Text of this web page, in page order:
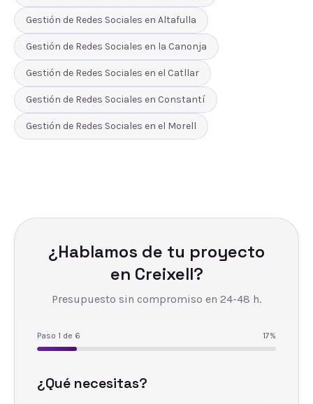
Gestión de Redes Sociales en Altafulla
Gestión de Redes Sociales en la Canonja
Gestión de Redes Sociales en el Catllar
Gestión de Redes Sociales en Constantí
Gestión de Redes Sociales en el Morell
¿Hablamos de tu proyecto
en Creixell?
Presupuesto sin compromiso en 24-48 h.
Paso 1 de 6 17%
¿Qué necesitas?